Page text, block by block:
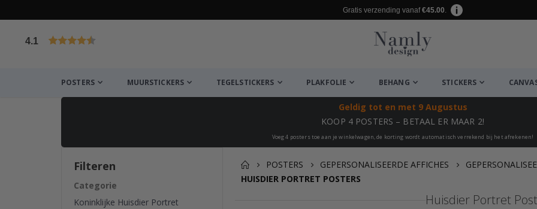
Gratis verzending vanaf€45.00.
4.1
POSTERS MUURSTICKERS TEGELSTICKERS PLAKFOLIE BEHANG STICKERS
Geldig tot en met 9 Augustus
KOOP 4 POSTERS – BETAAL ER MAAR 2!
Voeg 4 posters toe aan je winkelwagen, de korting wordt automatisch verrekend bij het afrekenen!
POSTERS GEPERSONALISEERDE AFFICHES
HUISDIER PORTRET POSTERS
Huisdier Portret
Filteren
Categorie
Koninklijke Huisdier Portret